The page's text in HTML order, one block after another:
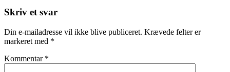
Skriv et svar
Din e-mailadresse vil ikke blive publiceret. Krævede felter er
markeret med *
Kommentar *